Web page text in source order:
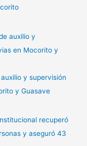
y supervisión
y Guasave